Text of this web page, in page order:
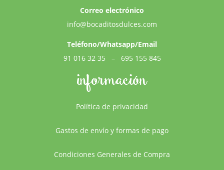
información
Política de privacidad
Gastos de envío y formas de pago
Condiciones Generales de Compra
Correo electrónico
info@bocaditosdulces.com
Teléfono/Whatsapp/Email
91 016 32 35
– 695 155 845